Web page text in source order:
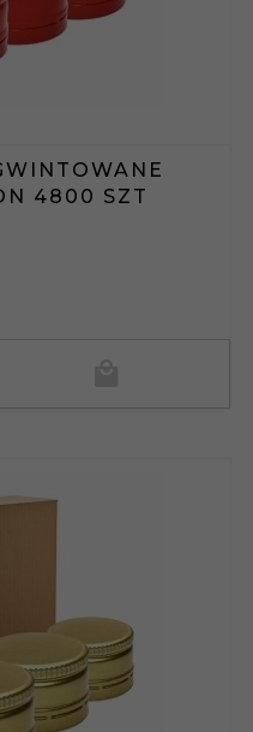
4800 SZT